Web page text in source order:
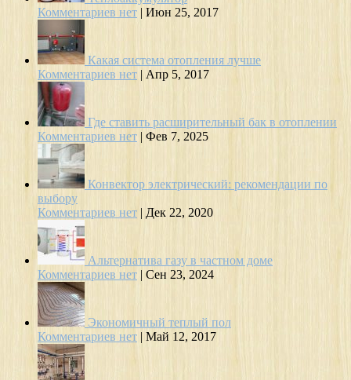
Комментариев нет | Июн 25, 2017
Какая система отопления лучше
Комментариев нет | Апр 5, 2017
Где ставить расширительный бак в отоплении
Комментариев нет | Фев 7, 2025
Конвектор электрический: рекомендации по
выбору
Комментариев нет | Дек 22, 2020
Альтернатива газу в частном доме
Комментариев нет | Сен 23, 2024
Экономичный теплый пол
Комментариев нет | Май 12, 2017